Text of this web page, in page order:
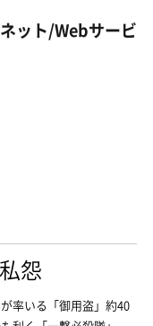
ット/Webサービ
怨
率いる「御用盗」約40